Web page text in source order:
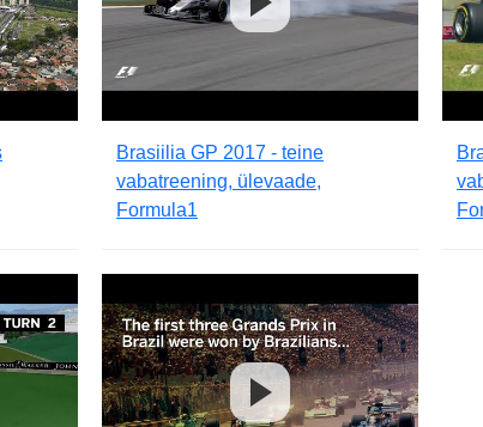
Brasiilia GP 2017 - teine
vabatreening, ülevaade,
Formula1